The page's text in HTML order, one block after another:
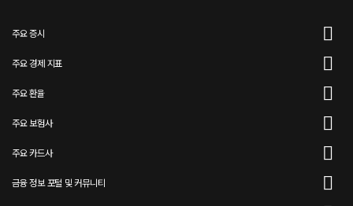
주요 증시
주요 경제 지표
주요 환율
주요 보험사
주요 카드사
금융 정보 포털 및 커뮤니티